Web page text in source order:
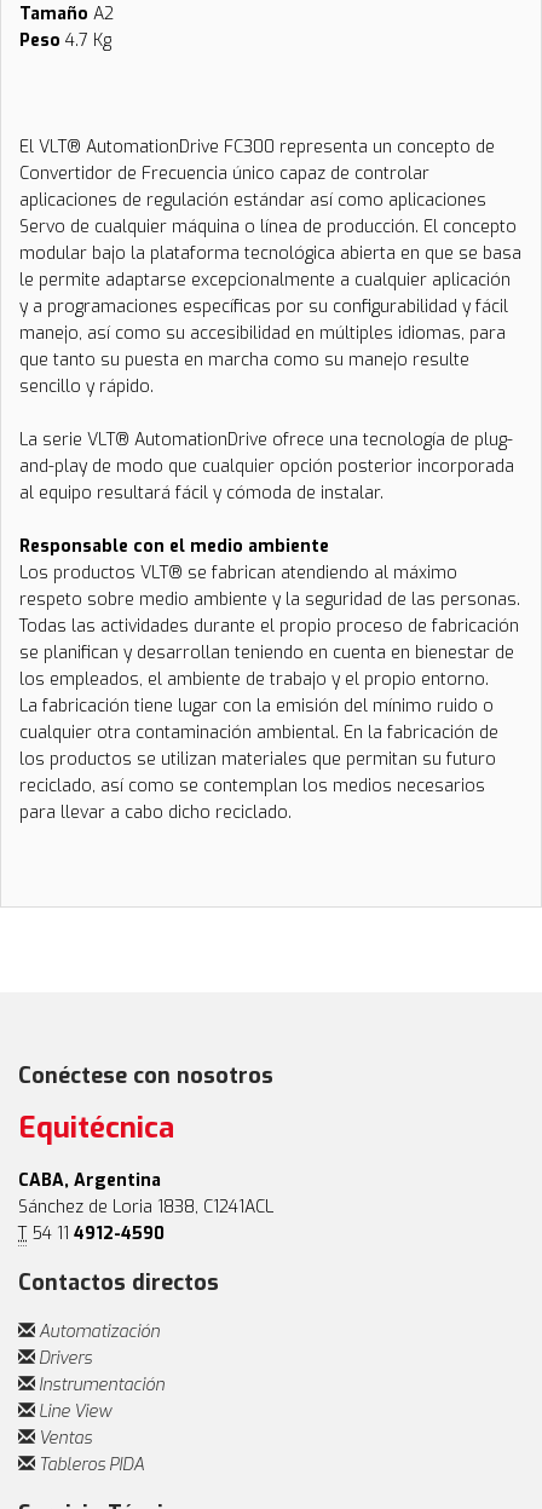
Tamaño A2
Peso 4.7 Kg
El VLT® AutomationDrive FC300 representa un concepto de
Convertidor de Frecuencia único capaz de controlar
aplicaciones de regulación estándar así como aplicaciones
Servo de cualquier máquina o línea de producción. El concepto
modular bajo la plataforma tecnológica abierta en que se basa
le permite adaptarse excepcionalmente a cualquier aplicación
y a programaciones específicas por su configurabilidad y fácil
manejo, así como su accesibilidad en múltiples idiomas, para
que tanto su puesta en marcha como su manejo resulte
sencillo y rápido.
La serie VLT® AutomationDrive ofrece una tecnología de plug-
and-play de modo que cualquier opción posterior incorporada
al equipo resultará fácil y cómoda de instalar.
Responsable con el medio ambiente
Los productos VLT® se fabrican atendiendo al máximo
respeto sobre medio ambiente y la seguridad de las personas.
Todas las actividades durante el propio proceso de fabricación
se planifican y desarrollan teniendo en cuenta en bienestar de
los empleados, el ambiente de trabajo y el propio entorno.
La fabricación tiene lugar con la emisión del mínimo ruido o
cualquier otra contaminación ambiental. En la fabricación de
los productos se utilizan materiales que permitan su futuro
reciclado, así como se contemplan los medios necesarios
para llevar a cabo dicho reciclado.
Conéctese con nosotros
Equitécnica
CABA, Argentina
Sánchez de Loria 1838, C1241ACL
T54 11 4912-4590
Contactos directos
Automatización
Drivers
Instrumentación
Line View
Ventas
Tableros PIDA